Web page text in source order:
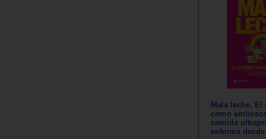
Mala leche. El
como
comida
enferma